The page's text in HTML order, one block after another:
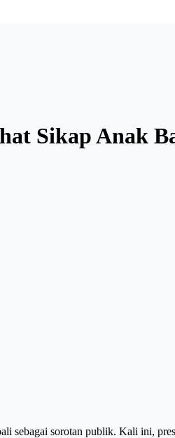
Sikap Anak
sebagai sorotan publik. Kali ini,